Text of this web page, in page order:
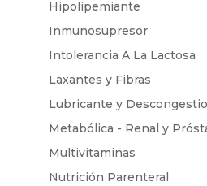
Hipolipemiante
Inmunosupresor
Intolerancia A La Lactosa
Laxantes y Fibras
Lubricante y
Metabólica - Renal y
Multivitaminas
Nutrición Parenteral